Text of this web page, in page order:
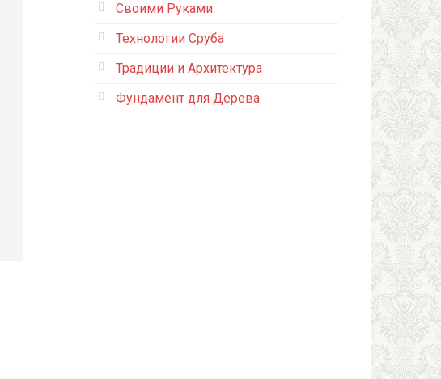
Своими Руками
Технологии Сруба
Традиции и Архитектура
Фундамент для Дерева